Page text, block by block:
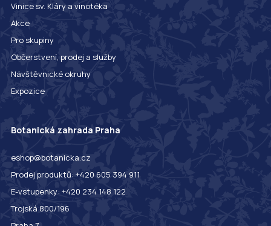
Vinice sv. Kláry a vinotéka
Akce
Pro skupiny
Občerstvení, prodej a služby
Návštěvnické okruhy
Expozice
Botanická zahrada Praha
eshop@botanicka.cz
Prodej produktů: +420 605 394 911
E-vstupenky: +420 234 148 122
Trojská 800/196